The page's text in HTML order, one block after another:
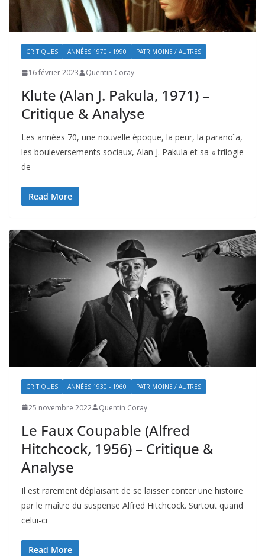
CRITIQUES ANNÉES 1970 - 1990 PATRIMOINE / AUTRES
16 février 2023 Quentin Coray
Klute (Alan J. Pakula, 1971) –
Critique & Analyse
Les années 70, une nouvelle époque, la peur, la paranoïa,
les bouleversements sociaux, Alan J. Pakula et sa « trilogie
de
Read More
CRITIQUES ANNÉES 1930 - 1960 PATRIMOINE / AUTRES
25 novembre 2022 Quentin Coray
Le Faux Coupable (Alfred
Hitchcock, 1956) – Critique &
Analyse
Il est rarement déplaisant de se laisser conter une histoire
par le maître du suspense Alfred Hitchcock. Surtout quand
celui-ci
Read More